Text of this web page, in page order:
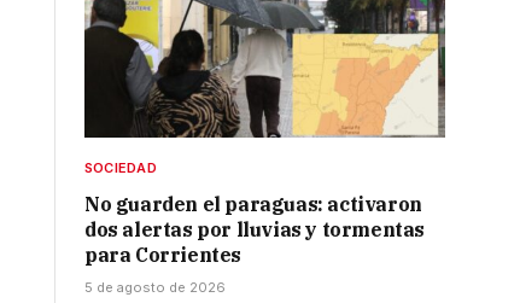
SOCIEDAD
No guarden el paraguas: activaron
dos alertas por lluvias y tormentas
para Corrientes
5 de agosto de 2026